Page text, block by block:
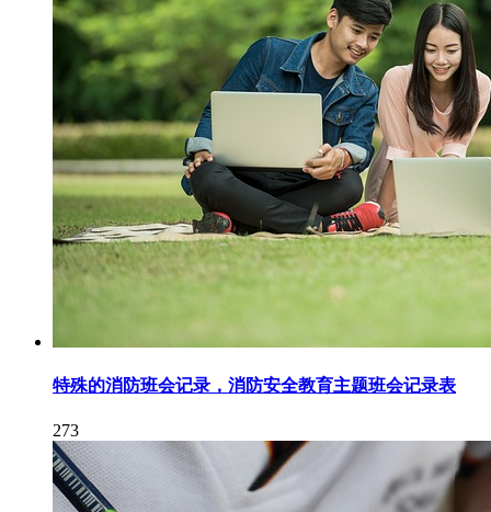
特殊的消防班会记录，消防安全教育主题班会记录表
273